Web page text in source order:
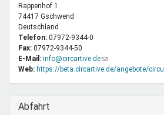
Rappenhof 1
74417 Gschwend
Deutschland
Telefon: 07972-9344-0
Fax: 07972-9344-50
E-Mail: info@circartive.de(Link
sendet
Web: https://beta.circartive.de/angebote/
Ausblenden
Abfahrt